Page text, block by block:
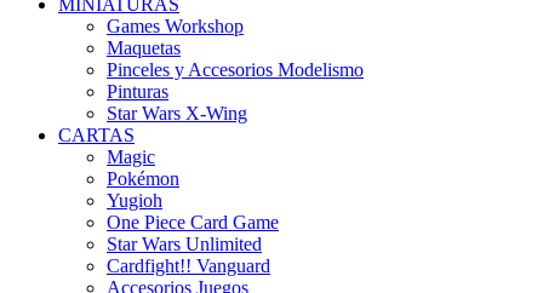
Games Workshop
Maquetas
Pinceles y Accesorios Modelismo
Pinturas
Star Wars X-Wing
CARTAS
Magic
Pokémon
Yugioh
One Piece Card Game
Star Wars Unlimited
Cardfight!! Vanguard
Accesorios Juegos